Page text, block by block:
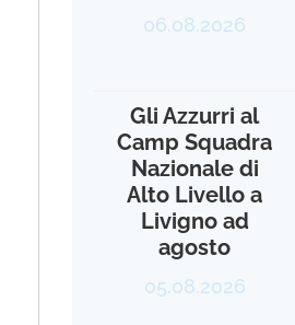
06.08.2026
Gli Azzurri al
Camp Squadra
Nazionale di
Alto Livello a
Livigno ad
agosto
05.08.2026